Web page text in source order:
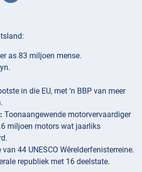
as 83 miljoen mense.
in die EU, met ‘n BBP van meer
Toonaangewende motorvervaardiger
miljoen motors wat jaarliks
van 44 UNESCO Wêrelderfenisterreine.
republiek met 16 deelstate.